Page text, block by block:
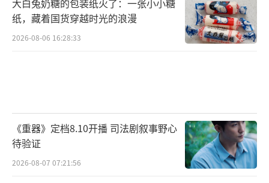
大白兔奶糖的包装纸火了：一张小小糖
纸，藏着国货穿越时光的浪漫
2026-08-06 16:28:33
《重器》定档8.10开播 司法剧叙事野心
待验证
2026-08-07 07:21:56